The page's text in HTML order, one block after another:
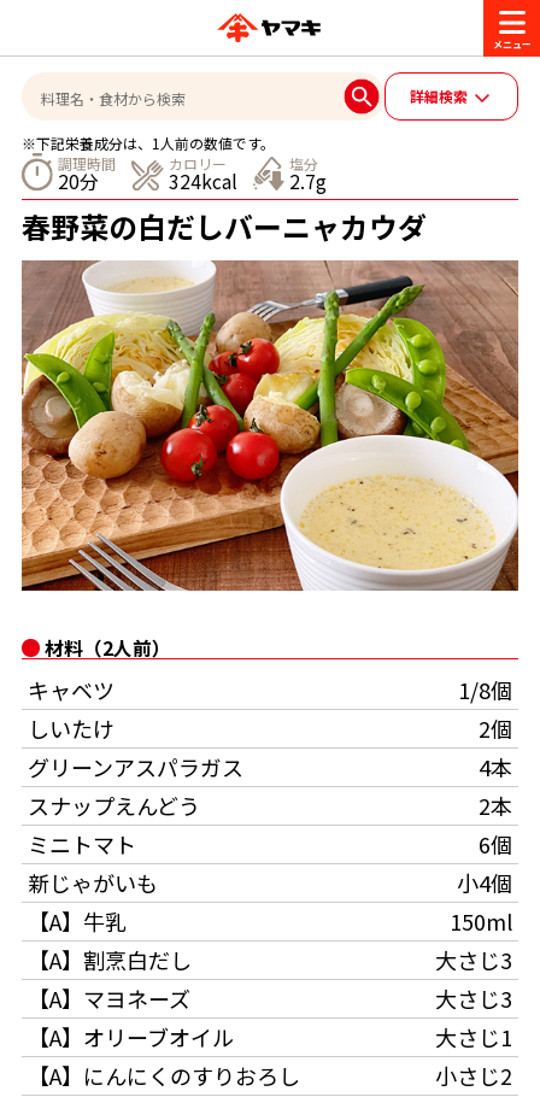
商品情報
ブランド一覧
ヤマキ『めんつゆ』 ヤマキ 割烹白だし
旨さ、別格。だし屋の鍋 韓福善シリーズ
サッと鍋® 楽チン鍋®
レシピ
おいしいレシピを探す
おいしいレシピトップ
主食レシピ
主菜レシピ
汁物レシピ
おいしいレシピを商品から探す
かつお節レシピ
めんつゆレシピ
割烹白だしレシピ
レシピ特設サイト
かつお節・だしを楽しむ
かつお節・だしを知る
だしの取り方
かつお節の削り方
かつお節・だしをもっと知る
かつお節・だしを楽しむ
だしコミュ
CM・キャンペーン
CM
キャンペーン一覧
企業・採用情報
企業情報
- 百年対話
採用情報
- ジョブリターン制
お問い合わせ
ヤマキお客様相談室
オンラインショップ
Global
詳細検索
※下記栄養成分は、1人前の数値です。
調理時間
20分
カロリー
324kcal
塩分
2.7g
春野菜の白だしバーニャカウダ
材料（2人前）
キャベツ
1/8個
しいたけ
2個
グリーンアスパラガス
4本
スナップえんどう
2本
ミニトマト
6個
新じゃがいも
小4個
【A】牛乳
150ml
【A】割烹白だし
大さじ3
【A】マヨネーズ
大さじ3
【A】オリーブオイル
大さじ1
【A】にんにくのすりおろし
小さじ2